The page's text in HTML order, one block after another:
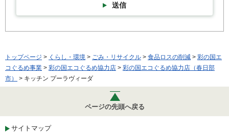
送信
トップページ > くらし・環境 > ごみ・リサイクル > 食品ロスの削減 > 彩の国エ
コぐるめ事業 > 彩の国エコぐるめ協力店 > 彩の国エコぐるめ協力店（春日部
市）
> キッチン プーラヴィーダ
ページの先頭へ戻る
サイトマップ